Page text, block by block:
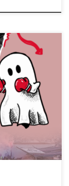
fissures:
i de
a partit que
els que